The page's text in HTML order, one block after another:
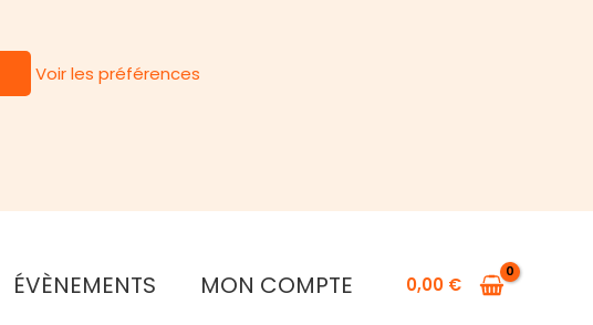
Voir les préférences
ÉVÈNEMENTS MON COMPTE 0,00 €